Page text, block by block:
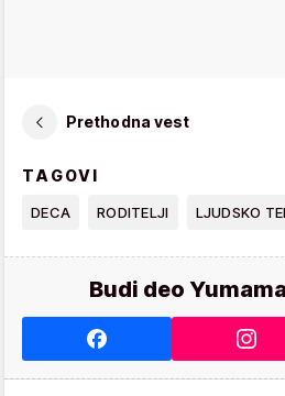
Prethodna vest
TAGOVI
DECA RODITELJI LJUDSKO
Budi deo